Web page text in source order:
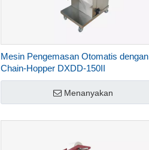
Mesin Pengemasan Otomatis dengan
Chain-Hopper DXDD-150II
Menanyakan